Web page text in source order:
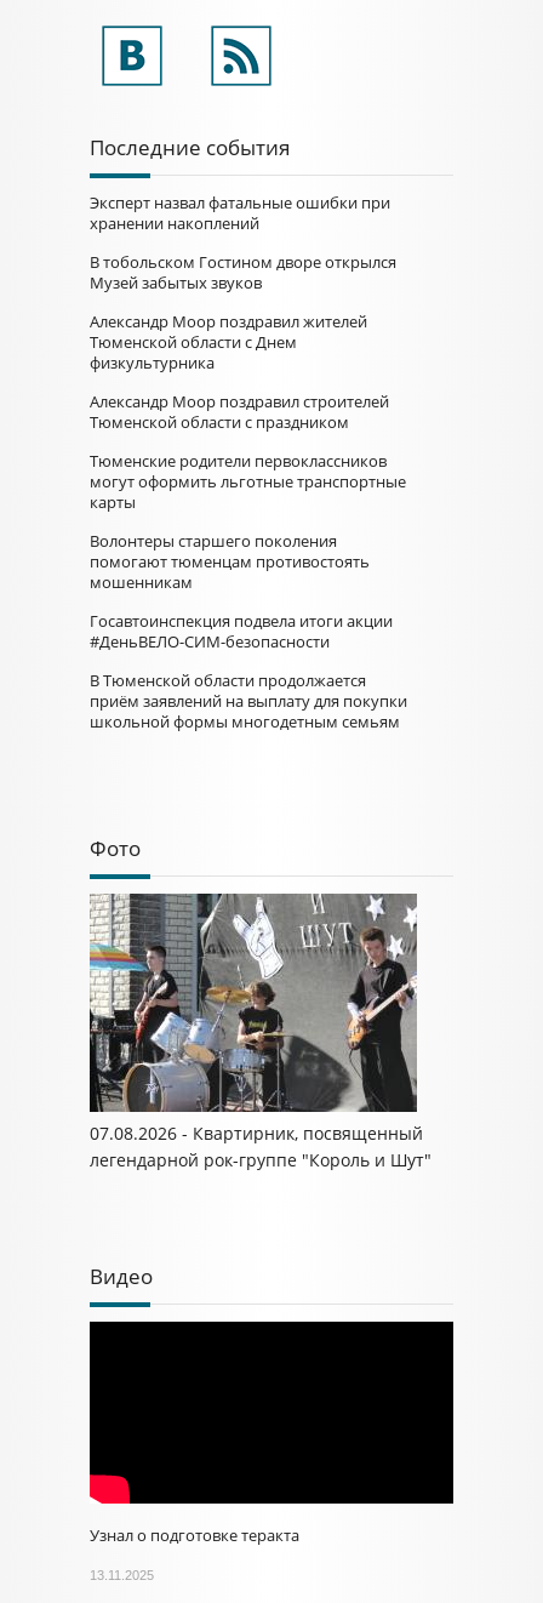
Последние события
Эксперт назвал фатальные ошибки при
хранении накоплений
В тобольском Гостином дворе открылся
Музей забытых звуков
Александр Моор поздравил жителей
Тюменской области с Днем
физкультурника
Александр Моор поздравил строителей
Тюменской области с праздником
Тюменские родители первоклассников
могут оформить льготные транспортные
карты
Волонтеры старшего поколения
помогают тюменцам противостоять
мошенникам
Госавтоинспекция подвела итоги акции
#ДеньВЕЛО-СИМ-безопасности
В Тюменской области продолжается
приём заявлений на выплату для покупки
школьной формы многодетным семьям
Фото
07.08.2026 - Квартирник, посвященный
легендарной рок-группе "Король и Шут"
Видео
Узнал о подготовке теракта
13.11.2025